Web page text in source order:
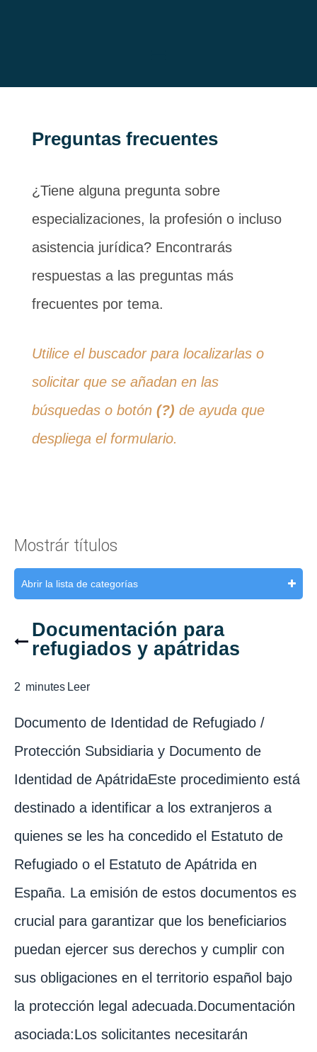
Preguntas frecuentes
¿Tiene alguna pregunta sobre
especializaciones, la profesión o incluso
asistencia jurídica? Encontrarás
respuestas a las preguntas más
frecuentes por tema.
Utilice el buscador para localizarlas o
solicitar que se añadan en las
búsquedas o botón (?) de ayuda que
despliega el formulario.
Mostrár títulos
Abrir la lista de categorías
Documentación para
refugiados y apátridas
2 minutes Leer
Documento de Identidad de Refugiado /
Protección Subsidiaria y Documento de
Identidad de ApátridaEste procedimiento está
destinado a identificar a los extranjeros a
quienes se les ha concedido el Estatuto de
Refugiado o el Estatuto de Apátrida en
España. La emisión de estos documentos es
crucial para garantizar que los beneficiarios
puedan ejercer sus derechos y cumplir con
sus obligaciones en el territorio español bajo
la protección legal adecuada.Documentación
asociada:Los solicitantes necesitarán